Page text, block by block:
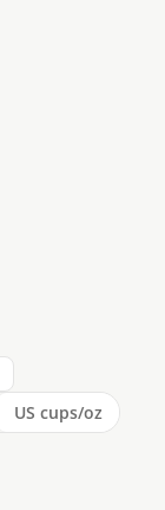
US cups/oz